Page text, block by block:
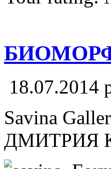
18.07.2014
Savina
ДМИТРИЯ